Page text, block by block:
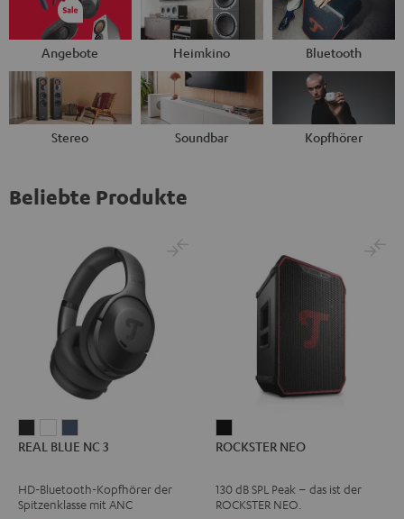
Angebote Heimkino Bluetooth
Stereo Soundbar Kopfhörer
Beliebte Produkte
BLUE
3
BLUE
3
BLUE
3
REAL BLUE NC 3
HD-Bluetooth-Kopfhörer der
Spitzenklasse mit ANC
NEO
ROCKSTER NEO
130 dB SPL Peak – das ist der
ROCKSTER NEO.